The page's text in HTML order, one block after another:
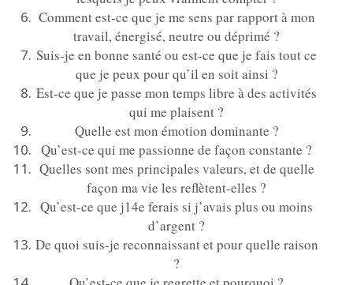
Comment est-ce que je me sens par rapport à mon
travail, énergisé, neutre ou déprimé ?
Suis-je en bonne santé ou est-ce que je fais tout ce
que je peux pour qu’il en soit ainsi ?
Est-ce que je passe mon temps libre à des activités
qui me plaisent ?
Quelle est mon émotion dominante ?
Qu’est-ce qui me passionne de façon constante ?
Quelles sont mes principales valeurs, et de quelle
façon ma vie les reflètent-elles ?
Qu’est-ce que j14e ferais si j’avais plus ou moins
d’argent ?
De quoi suis-je reconnaissant et pour quelle raison
?